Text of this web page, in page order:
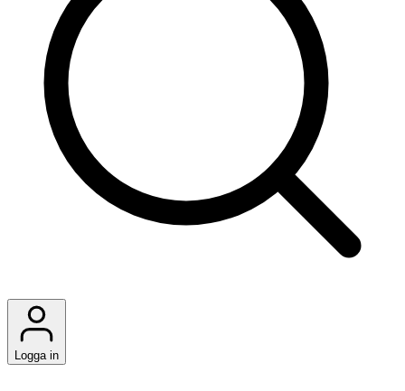
Logga in